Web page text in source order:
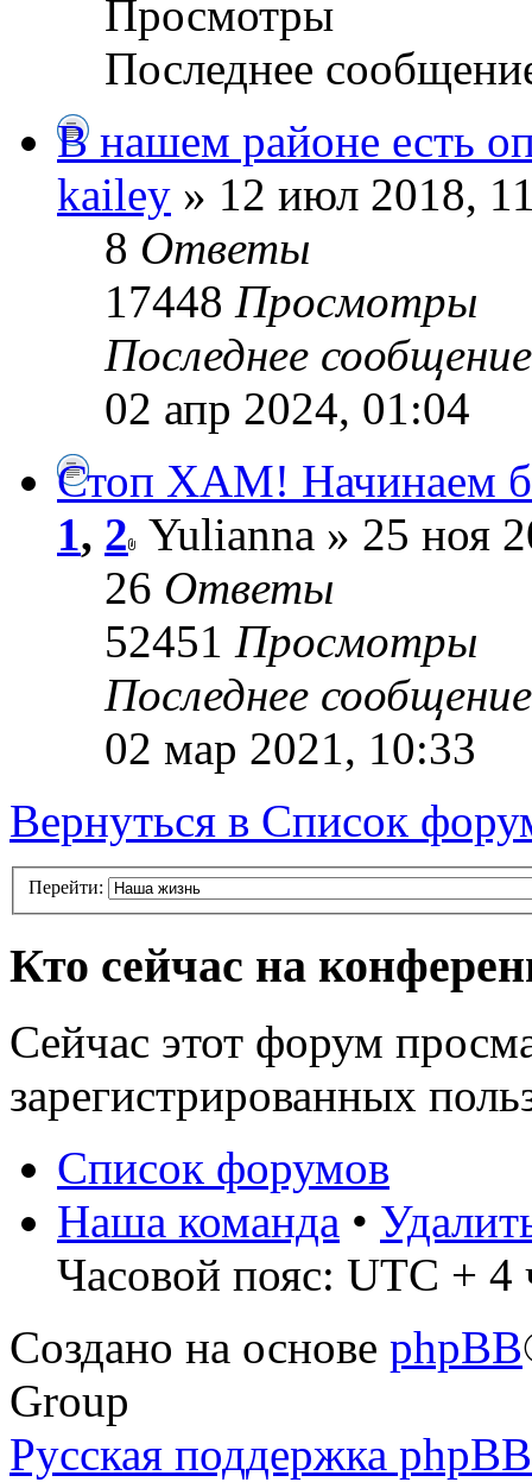
Просмотры
Последнее
В нашем районе есть
kailey » 12 июл 2018,
8 Ответы
17448 Просмотры
Последнее
02 апр 2024, 01:04
Стоп ХАМ! Начинаем
1, 2 Yulianna » 25 ноя
26 Ответы
52451 Просмотры
Последнее
02 мар 2021, 10:33
Вернуться в Список
Перейти:
Кто сейчас на
Сейчас этот форум
зарегистрированных
Список форумов
Наша команда •
Часовой пояс: UTC + 4
Создано на основе phpBB
Group
Русская поддержка phpBB